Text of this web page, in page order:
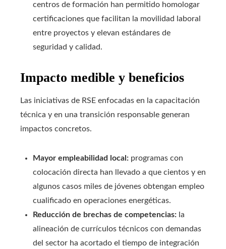
centros de formación han permitido homologar
certificaciones que facilitan la movilidad laboral
entre proyectos y elevan estándares de
seguridad y calidad.
Impacto medible y beneficios
Las iniciativas de RSE enfocadas en la capacitación
técnica y en una transición responsable generan
impactos concretos.
Mayor empleabilidad local: programas con
colocación directa han llevado a que cientos y en
algunos casos miles de jóvenes obtengan empleo
cualificado en operaciones energéticas.
Reducción de brechas de competencias: la
alineación de currículos técnicos con demandas
del sector ha acortado el tiempo de integración